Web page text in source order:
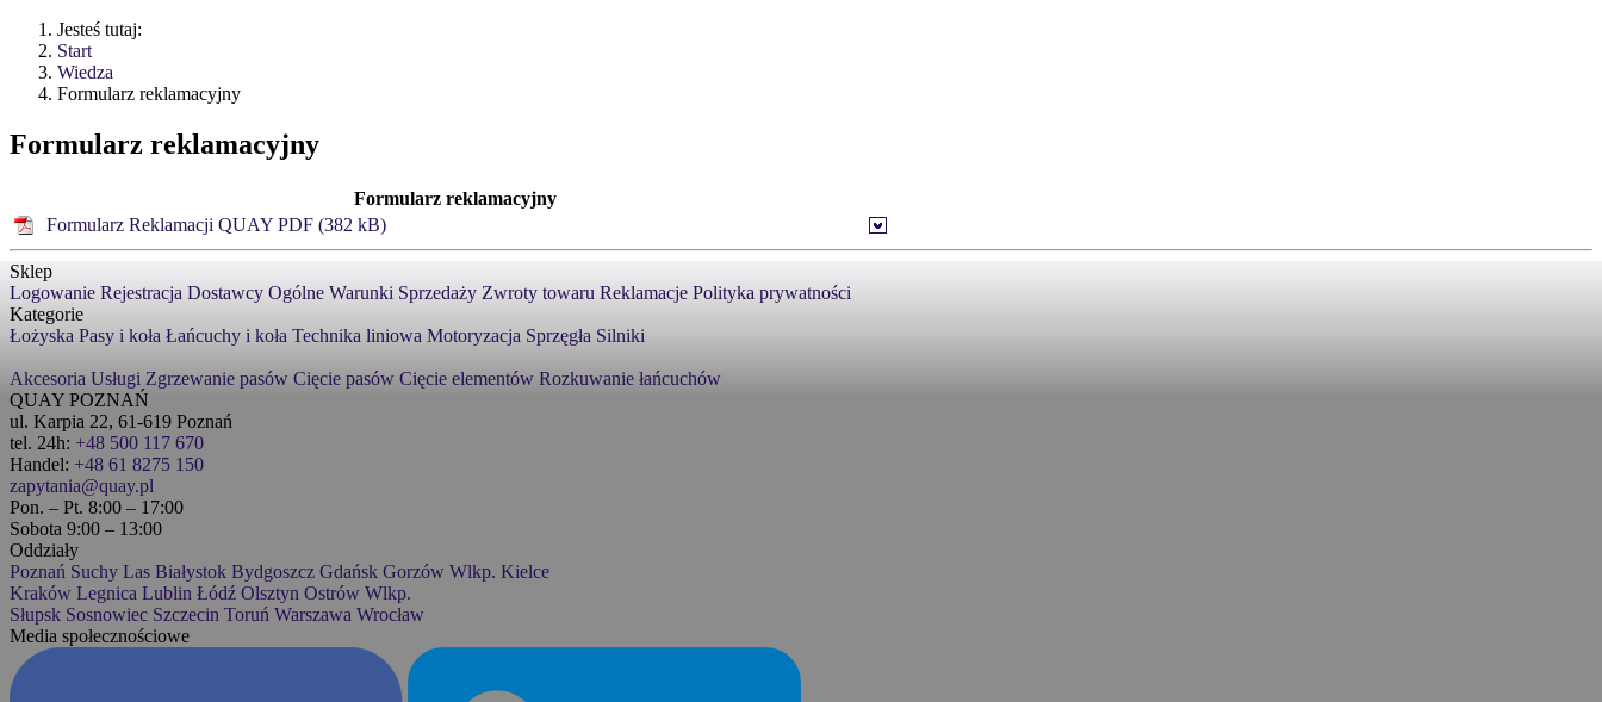
Jesteś tutaj:
Start
Wiedza
Formularz reklamacyjny
Formularz reklamacyjny
Formularz reklamacyjny
Formularz Reklamacji QUAY PDF (382 kB)
Sklep
Logowanie Rejestracja Dostawcy Ogólne Warunki Sprzedaży Zwroty towaru Reklamacje Polityka prywatności
Kategorie
Łożyska Pasy i koła Łańcuchy i koła Technika liniowa Motoryzacja Sprzęgła Silniki
Akcesoria Usługi Zgrzewanie pasów Cięcie pasów Cięcie elementów Rozkuwanie łańcuchów
QUAY POZNAŃ
ul. Karpia 22, 61-619 Poznań
tel. 24h: +48 500 117 670
Handel: +48 61 8275 150
zapytania@quay.pl
Pon. – Pt. 8:00 – 17:00
Sobota 9:00 – 13:00
Oddziały
Poznań Suchy Las Białystok Bydgoszcz Gdańsk Gorzów Wlkp. Kielce
Kraków Legnica Lublin Łódź Olsztyn Ostrów Wlkp.
Słupsk Sosnowiec Szczecin Toruń Warszawa Wrocław
Media społecznościowe